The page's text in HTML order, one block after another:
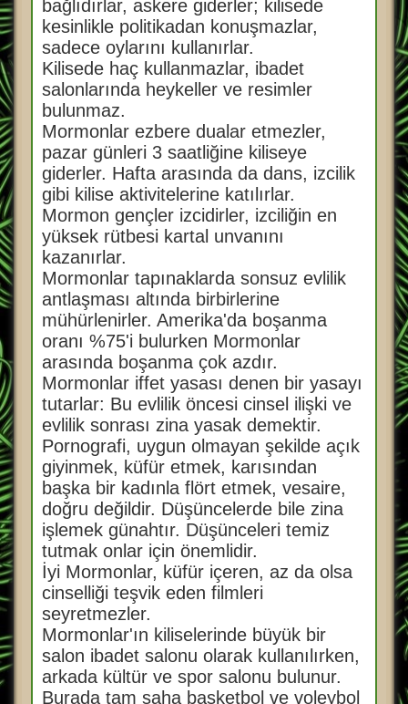
bağlıdırlar, askere giderler; kilisede
kesinlikle politikadan konuşmazlar,
sadece oylarını kullanırlar.
Kilisede haç kullanmazlar, ibadet
salonlarında heykeller ve resimler
bulunmaz.
Mormonlar ezbere dualar etmezler,
pazar günleri 3 saatliğine kiliseye
giderler. Hafta arasında da dans, izcilik
gibi kilise aktivitelerine katılırlar.
Mormon gençler izcidirler, izciliğin en
yüksek rütbesi kartal unvanını
kazanırlar.
Mormonlar tapınaklarda sonsuz evlilik
antlaşması altında birbirlerine
mühürlenirler. Amerika'da boşanma
oranı %75'i bulurken Mormonlar
arasında boşanma çok azdır.
Mormonlar iffet yasası denen bir yasayı
tutarlar: Bu evlilik öncesi cinsel ilişki ve
evlilik sonrası zina yasak demektir.
Pornografi, uygun olmayan şekilde açık
giyinmek, küfür etmek, karısından
başka bir kadınla flört etmek, vesaire,
doğru değildir. Düşüncelerde bile zina
işlemek günahtır. Düşünceleri temiz
tutmak onlar için önemlidir.
İyi Mormonlar, küfür içeren, az da olsa
cinselliği teşvik eden filmleri
seyretmezler.
Mormonlar'ın kiliselerinde büyük bir
salon ibadet salonu olarak kullanılırken,
arkada kültür ve spor salonu bulunur.
Burada tam saha basketbol ve voleybol